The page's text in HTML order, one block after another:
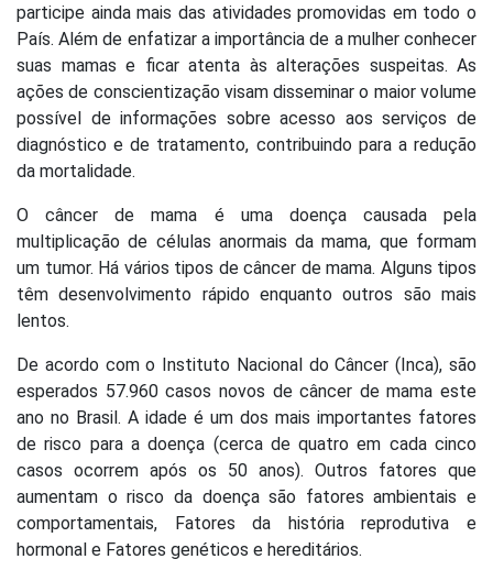
participe ainda mais das atividades promovidas em todo o
País. Além de enfatizar a importância de a mulher conhecer
suas mamas e ficar atenta às alterações suspeitas. As
ações de conscientização visam disseminar o maior volume
possível de informações sobre acesso aos serviços de
diagnóstico e de tratamento, contribuindo para a redução
da mortalidade.
O câncer de mama é uma doença causada pela
multiplicação de células anormais da mama, que formam
um tumor. Há vários tipos de câncer de mama. Alguns tipos
têm desenvolvimento rápido enquanto outros são mais
lentos.
De acordo com o Instituto Nacional do Câncer (Inca), são
esperados 57.960 casos novos de câncer de mama este
ano no Brasil. A idade é um dos mais importantes fatores
de risco para a doença (cerca de quatro em cada cinco
casos ocorrem após os 50 anos). Outros fatores que
aumentam o risco da doença são fatores ambientais e
comportamentais, Fatores da história reprodutiva e
hormonal e Fatores genéticos e hereditários.